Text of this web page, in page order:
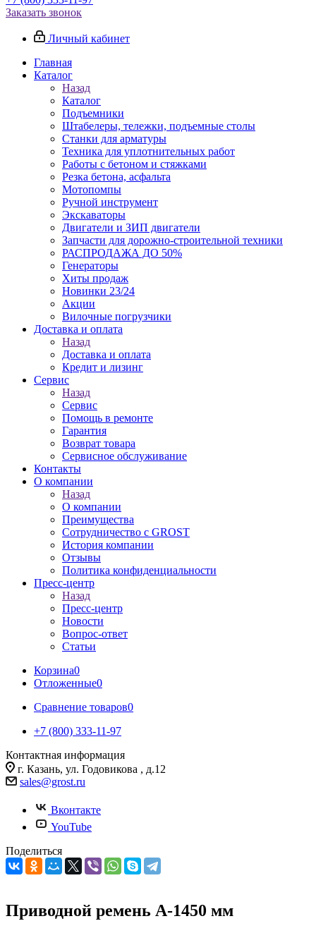
Заказать звонок
Личный кабинет
Главная
Каталог
Назад
Каталог
Подъемники
Штабелеры, тележки, подъемные столы
Станки для арматуры
Техника для уплотнительных работ
Работы с бетоном и стяжками
Резка бетона, асфальта
Мотопомпы
Ручной инструмент
Экскаваторы
Двигатели и ЗИП двигатели
Запчасти для дорожно-строительной техники
РАСПРОДАЖА ДО 50%
Генераторы
Хиты продаж
Новинки 23/24
Акции
Вилочные погрузчики
Доставка и оплата
Назад
Доставка и оплата
Кредит и лизинг
Сервис
Назад
Сервис
Помощь в ремонте
Гарантия
Возврат товара
Сервисное обслуживание
Контакты
О компании
Назад
О компании
Преимущества
Сотрудничество с GROST
История компании
Отзывы
Политика конфиденциальности
Пресс-центр
Назад
Пресс-центр
Новости
Вопрос-ответ
Статьи
Корзина0
Отложенные0
Сравнение товаров0
+7 (800) 333-11-97
Контактная информация
г. Казань, ул. Годовикова , д.12
sales@grost.ru
Вконтакте
YouTube
Поделиться
Приводной ремень А-1450 мм